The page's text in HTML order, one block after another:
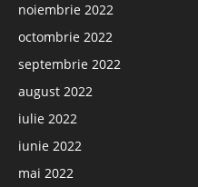
noiembrie 2022
octombrie 2022
septembrie 2022
august 2022
iulie 2022
iunie 2022
mai 2022